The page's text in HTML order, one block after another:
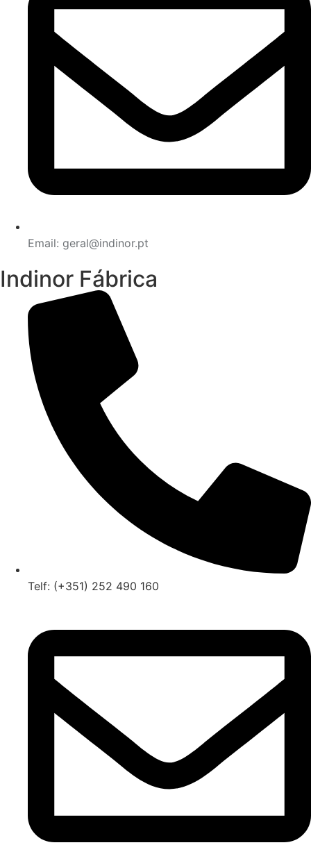
Email: geral@indinor.pt
Indinor Fábrica
Telf: (+351) 252 490 160